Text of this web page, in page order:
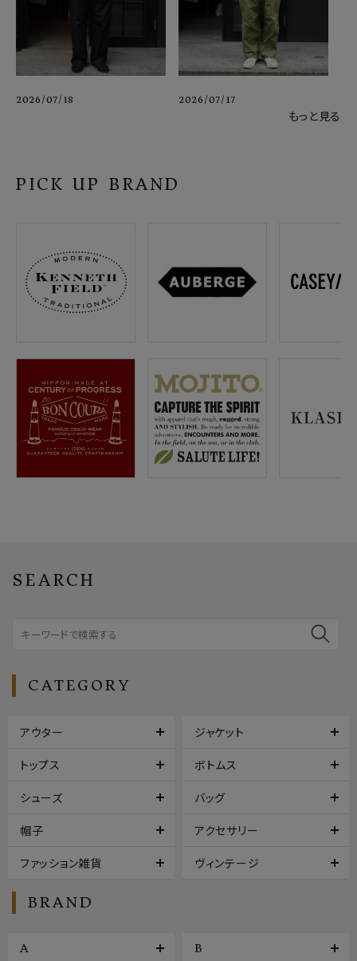
2026/07/18 2026/07/17
もっと見る
PICK UP BRAND
SEARCH
CATEGORY
アウター ジャケット
トップス ボトムス
シューズ バッグ
帽子 アクセサリー
ファッション雑貨 ヴィンテージ
BRAND
A B